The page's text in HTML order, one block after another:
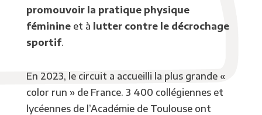
promouvoir la pratique physique
féminineet à lutter contre le décrochage
sportif.
En 2023, le circuit a accueilli la plus grande «
color run » de France. 3 400 collégiennes et
lycéennes de l’Académie de Toulouse ont